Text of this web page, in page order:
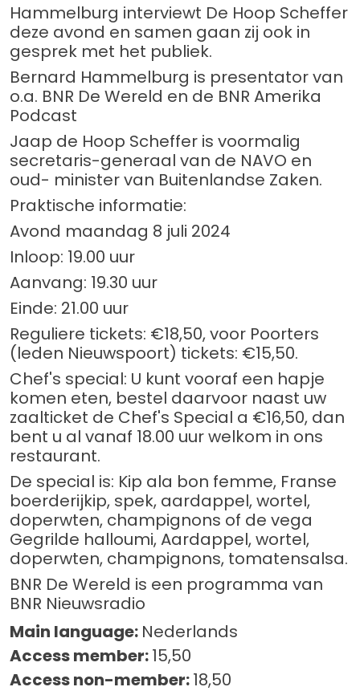
Hammelburg interviewt De Hoop Scheffer
deze avond en samen gaan zij ook in
gesprek met het publiek.
Bernard Hammelburg is presentator van
o.a. BNR De Wereld en de BNR Amerika
Podcast
Jaap de Hoop Scheffer is voormalig
secretaris-generaal van de NAVO en
oud- minister van Buitenlandse Zaken.
Praktische informatie:
Avond maandag 8 juli 2024
Inloop: 19.00 uur
Aanvang: 19.30 uur
Einde: 21.00 uur
Reguliere tickets: €18,50, voor Poorters
(leden Nieuwspoort) tickets: €15,50.
Chef's special: U kunt vooraf een hapje
komen eten, bestel daarvoor naast uw
zaalticket de Chef's Special a €16,50, dan
bent u al vanaf 18.00 uur welkom in ons
restaurant.
De special is: Kip ala bon femme, Franse
boerderijkip, spek, aardappel, wortel,
doperwten, champignons of de vega
Gegrilde halloumi, Aardappel, wortel,
doperwten, champignons, tomatensalsa.
BNR De Wereld is een programma van
BNR Nieuwsradio
Main language: Nederlands
Access member:15,50
Access non-member:18,50